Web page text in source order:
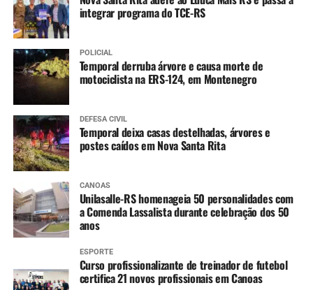
Varicela (1ª dose)
Hepatite A (1ª dose)
4 anos:
Tríplice bacteriana – DTP (2ª dose reforço)
Pólio (2ª dose reforço)
A partir dos 7 anos
Difteria e Tétano –
vacinal)
9 a 14 anos
HPV (dose única)
integrar programa do TCE-RS
POLICIAL
Temporal derruba árvore e causa morte de
motociclista na ERS-124, em Montenegro
DEFESA CIVIL
Temporal deixa casas destelhadas, árvores e
postes caídos em Nova Santa Rita
CANOAS
Unilasalle-RS homenageia 50 personalidades com
a Comenda Lassalista durante celebração dos 50
anos
ESPORTE
Curso profissionalizante de treinador de futebol
certifica 21 novos profissionais em Canoas